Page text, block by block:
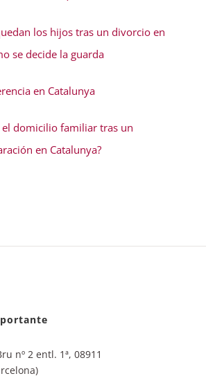
los hijos tras un divorcio en
se decide la guarda
en Catalunya
el domicilio familiar tras un
en Catalunya?
nº 2 entl. 1ª, 08911